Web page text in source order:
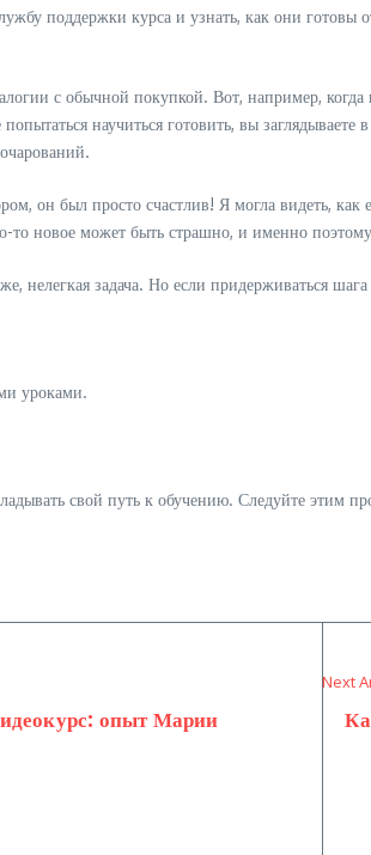
поддержки курса и узнать, как они готовы
с обычной покупкой. Вот, например,
научиться готовить, вы
он был просто счастлив! Я могла видеть,
то новое может быть страшно, и именно
нелегкая задача. Но если придерживаться
уроками.
свой путь к обучению. Следуйте этим
опыт Марии
Next